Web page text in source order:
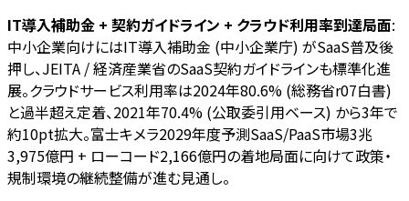
IT導入補助金 + 契約ガイドライン + クラウド利用率到達局面:
中小企業向けにはIT導入補助金 (中小企業庁) がSaaS普及後
押し、JEITA / 経済産業省のSaaS契約ガイドラインも標準化進
展。クラウドサービス利用率は2024年80.6% (総務省r07白書)
と過半超え定着、2021年70.4% (公取委引用ベース) から3年で
約10pt拡大。富士キメラ2029年度予測SaaS/PaaS市場3兆
3,975億円 + ローコード2,166億円の着地局面に向けて政策・
規制環境の継続整備が進む見通し。